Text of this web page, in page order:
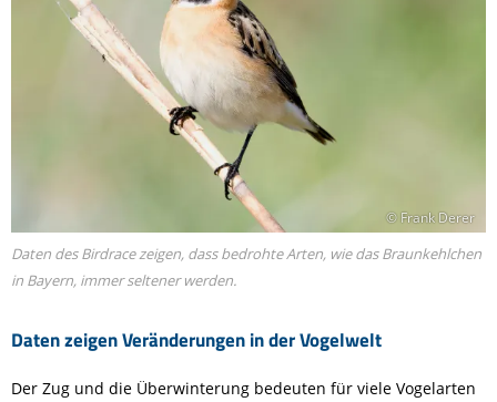
Daten zeigen Veränderungen in der Vogelwelt
© Frank Derer
Daten des Birdrace zeigen, dass bedrohte Arten, wie das Braunkehlchen
in Bayern, immer seltener werden.
Der Zug und die Überwinterung bedeuten für viele Vogelarten